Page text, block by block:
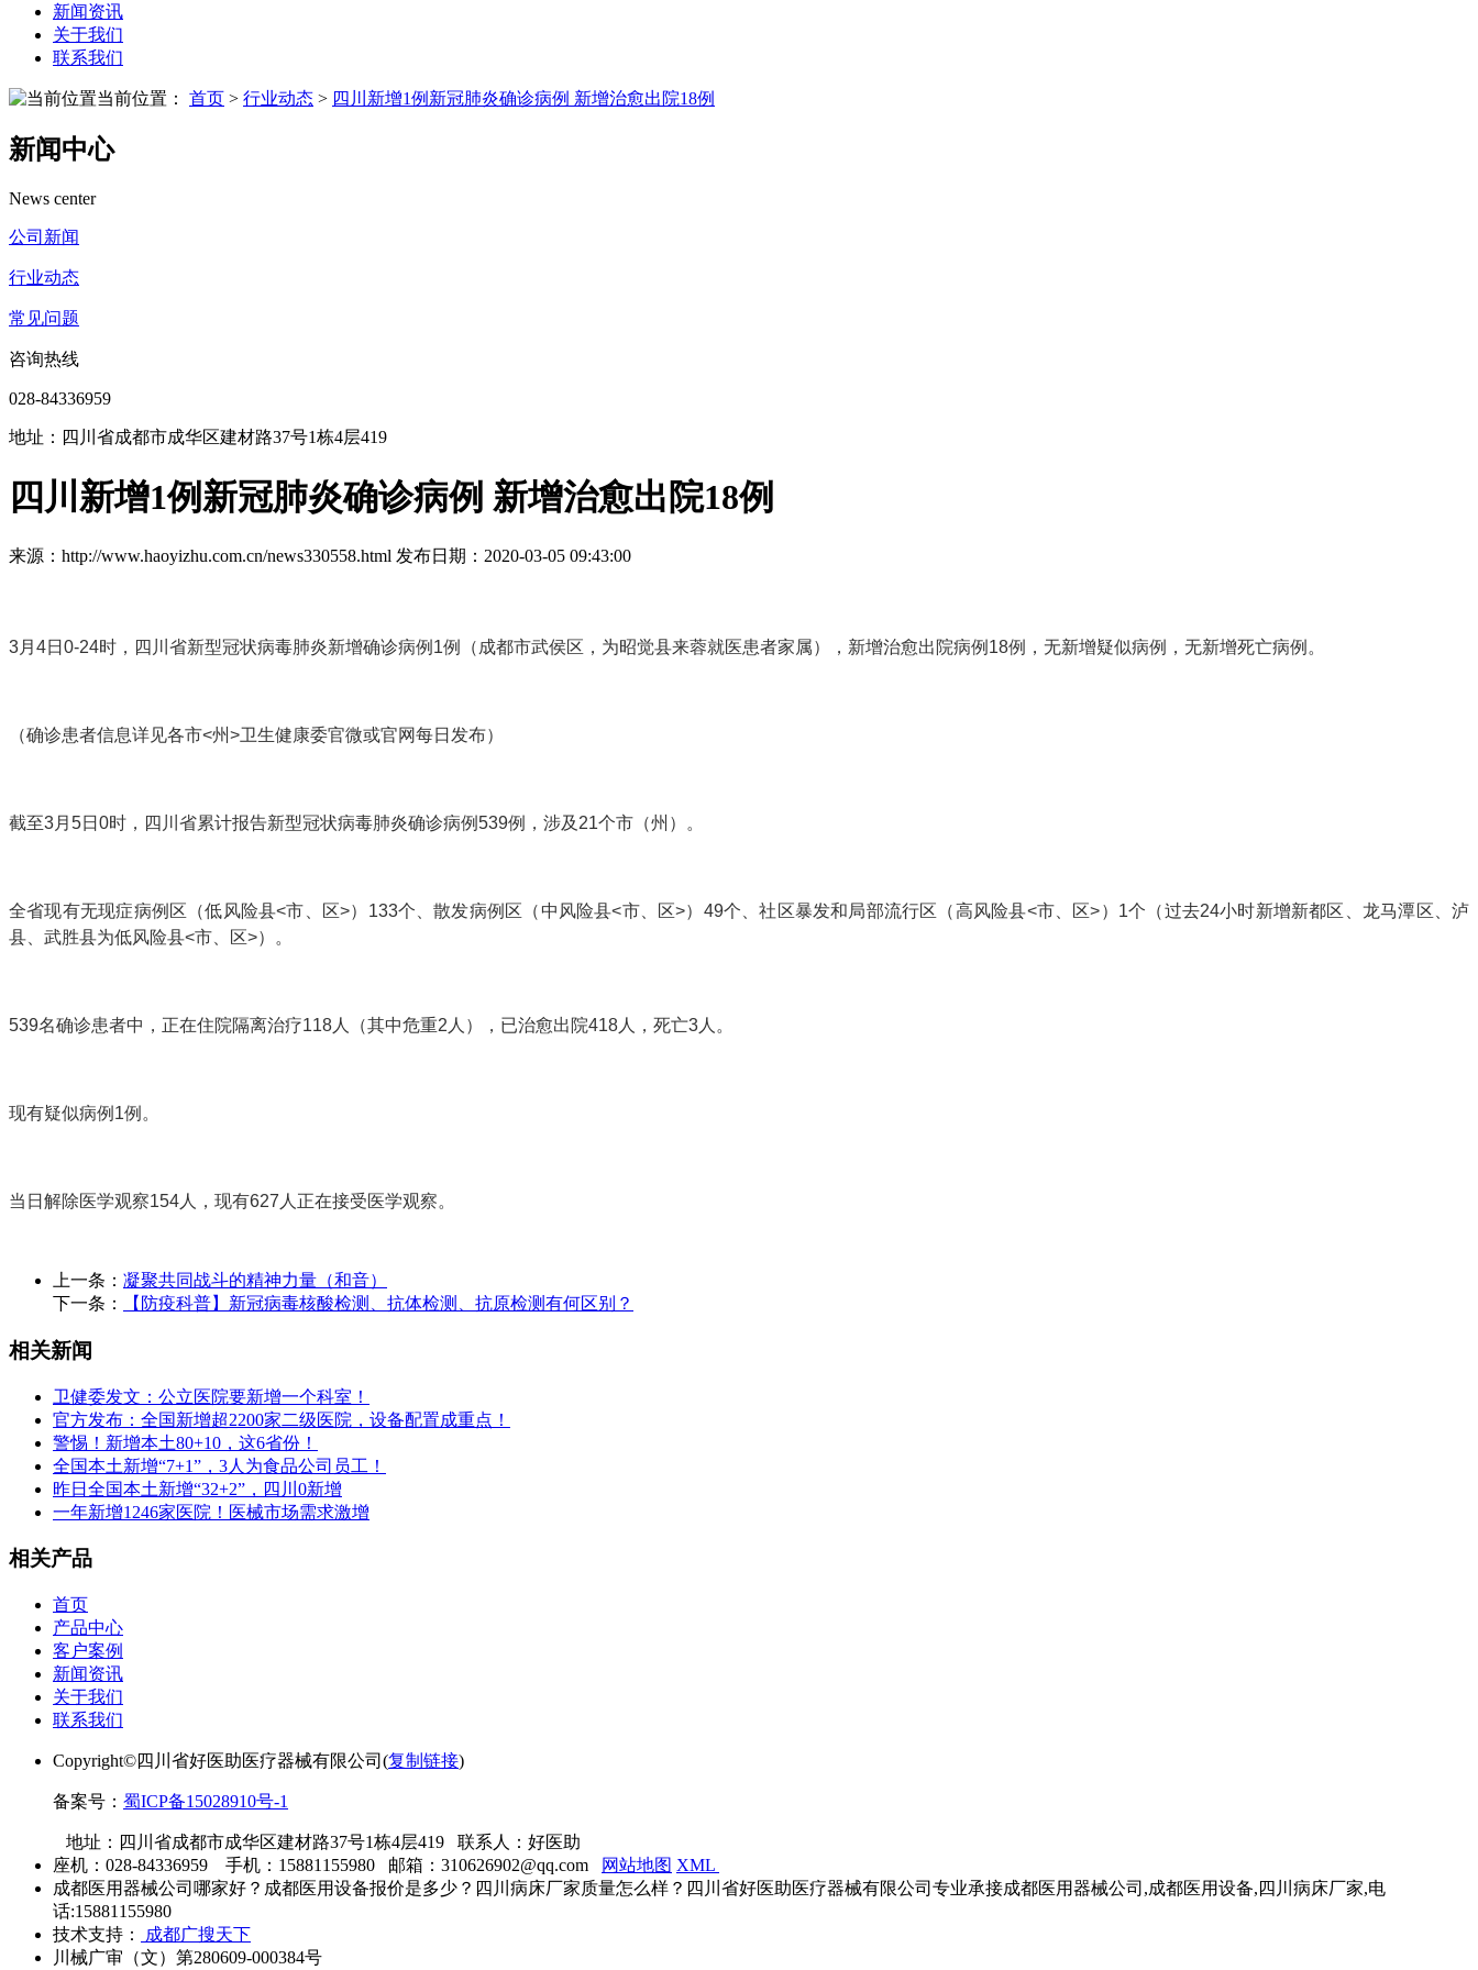
新闻资讯
关于我们
联系我们
当前位置： 首页 > 行业动态 > 四川新增1例新冠肺炎确诊病例 新增治愈出院18例
新闻中心
News center
公司新闻
行业动态
常见问题
咨询热线
028-84336959
地址：四川省成都市成华区建材路37号1栋4层419
四川新增1例新冠肺炎确诊病例 新增治愈出院18例
来源：http://www.haoyizhu.com.cn/news330558.html 发布日期：2020-03-05 09:43:00
3月4日0-24时，四川省新型冠状病毒肺炎新增确诊病例1例（成都市武侯区，为昭觉县来蓉就医患者家属），新增治愈出院病例18例，无新增疑似病例，无新增死亡病例。
（确诊患者信息详见各市<州>卫生健康委官微或官网每日发布）
截至3月5日0时，四川省累计报告新型冠状病毒肺炎确诊病例539例，涉及21个市（州）。
全省现有无现症病例区（低风险县<市、区>）133个、散发病例区（中风险县<市、区>）49个、社区暴发和局部流行区（高风险县<市、区>）1个（过去24小时新增新都区、龙马潭区、泸
县、武胜县为低风险县<市、区>）。
539名确诊患者中，正在住院隔离治疗118人（其中危重2人），已治愈出院418人，死亡3人。
现有疑似病例1例。
当日解除医学观察154人，现有627人正在接受医学观察。
上一条： 凝聚共同战斗的精神力量（和音）
下一条：
【防疫科普】新冠病毒核酸检测、抗体检测、抗原检测有何区别？
相关新闻
卫健委发文：公立医院要新增一个科室！
官方发布：全国新增超2200家二级医院，设备配置成重点！
警惕！新增本土80+10，这6省份！
全国本土新增“7+1”，3人为食品公司员工！
昨日全国本土新增“32+2”，四川0新增
一年新增1246家医院！医械市场需求激增
相关产品
首页
产品中心
客户案例
新闻资讯
关于我们
联系我们
Copyright©四川省好医助医疗器械有限公司(复制链接)
备案号： 蜀ICP备15028910号-1
地址：四川省成都市成华区建材路37号1栋4层419 联系人：好医助
座机：028-84336959 手机：15881155980 邮箱：310626902@qq.com
网站地图 XML
成都医用器械公司哪家好？成都医用设备报价是多少？四川病床厂家质量怎么样？四川省好医助医疗器械有限公司专业承接成都医用器械公司,成都医用设备,四川病床厂家,电
话:15881155980
技术支持：
成都广搜天下
川械广审（文）第280609-000384号